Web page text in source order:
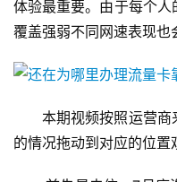
体验最重要。由于每个
覆盖强弱不同网速表现也
本期视频按照运营
的情况拖动到对应的位置